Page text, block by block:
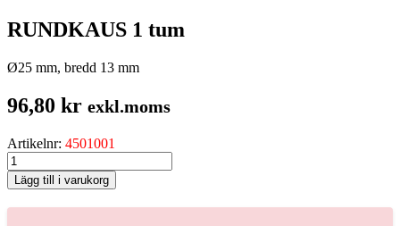
RUNDKAUS 1 tum
Ø25 mm, bredd 13 mm
96,80 kr exkl.moms
Artikelnr: 4501001
RUNDKAUS
1
tum
mängd
Lägg till i varukorg